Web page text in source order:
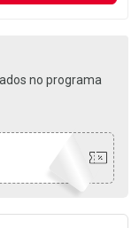
no programa